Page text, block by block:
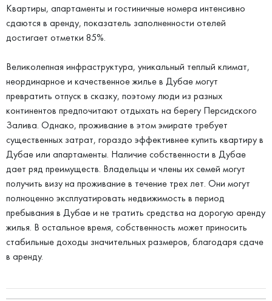
Квартиры, апартаменты и гостиничные номера интенсивно
сдаются в аренду, показатель заполненности отелей
достигает отметки 85%.
Великолепная инфраструктура, уникальный теплый климат,
неординарное и качественное жилье в Дубае могут
превратить отпуск в сказку, поэтому люди из разных
континентов предпочитают отдыхать на берегу Персидского
Залива. Однако, проживание в этом эмирате требует
существенных затрат, гораздо эффективнее купить квартиру в
Дубае или апартаменты. Наличие собственности в Дубае
дает ряд преимуществ. Владельцы и члены их семей могут
получить визу на проживание в течение трех лет. Они могут
полноценно эксплуатировать недвижимость в период
пребывания в Дубае и не тратить средства на дорогую аренду
жилья. В остальное время, собственность может приносить
стабильные доходы значительных размеров, благодаря сдаче
в аренду.